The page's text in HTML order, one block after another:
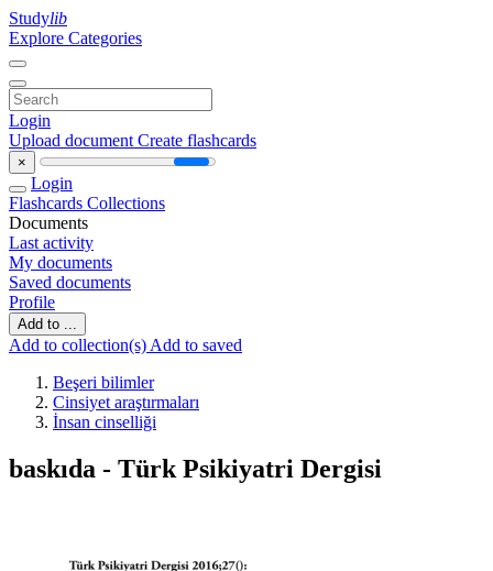
Studylib
Explore Categories
Login
Upload document Create flashcards
×
Login
Flashcards Collections
Documents
Last activity
My documents
Saved documents
Profile
Add to ...
Add to collection(s) Add to saved
Beşeri bilimler
Cinsiyet araştırmaları
İnsan cinselliği
baskıda - Türk Psikiyatri Dergisi